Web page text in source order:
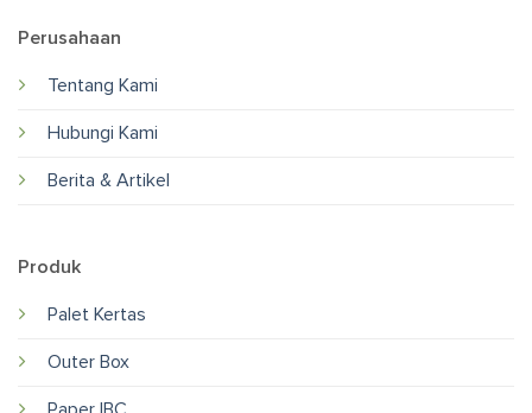
Perusahaan
Tentang Kami
Hubungi Kami
Berita & Artikel
Produk
Palet Kertas
Outer Box